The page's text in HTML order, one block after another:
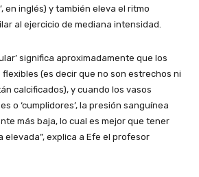
en inglés) y también eleva el ritmo
al ejercicio de mediana intensidad.
significa aproximadamente que los
(es decir que no son estrechos ni
calcificados), y cuando los vasos
o ‘cumplidores’, la presión sanguínea
más baja, lo cual es mejor que tener
elevada”, explica a Efe el profesor